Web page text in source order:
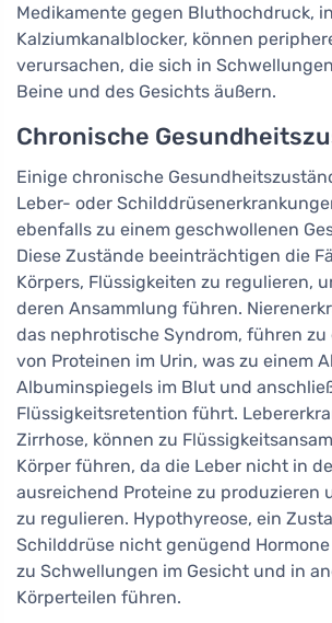
Medikamente gegen Bluthochdruck,
Kalziumkanalblocker, können
verursachen, die sich in
Beine und des Gesichts äußern.
Chronische
Einige chronische
Leber- oder
ebenfalls zu einem geschwollenen
Diese Zustände beeinträchtigen die
Körpers, Flüssigkeiten zu regulieren,
deren Ansammlung führen.
das nephrotische Syndrom, führen zu
von Proteinen im Urin, was zu einem
Albuminspiegels im Blut und
Flüssigkeitsretention führt.
Zirrhose, können zu
Körper führen, da die Leber nicht in
ausreichend Proteine zu produzieren
zu regulieren. Hypothyreose, ein
Schilddrüse nicht genügend
zu Schwellungen im Gesicht und in
Körperteilen führen.